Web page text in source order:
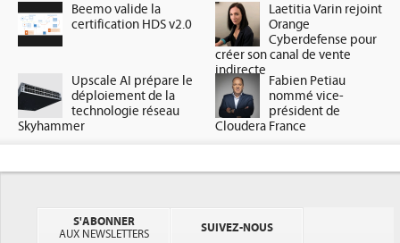
Beemo valide la
certification HDS v2.0
Laetitia Varin rejoint
Orange
Cyberdefense pour
créer son canal de vente
indirecte
Upscale AI prépare le
déploiement de la
technologie réseau
Skyhammer
Fabien Petiau
nommé vice-
président de
Cloudera France
S'ABONNER
AUX NEWSLETTERS
SUIVEZ-NOUS